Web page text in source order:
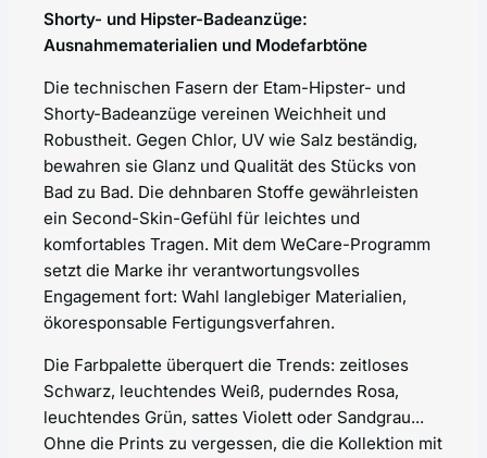
Shorty- und Hipster-Badeanzüge:
Ausnahmematerialien und Modefarbtöne
Die technischen Fasern der Etam-Hipster- und
Shorty-Badeanzüge vereinen Weichheit und
Robustheit. Gegen Chlor, UV wie Salz beständig,
bewahren sie Glanz und Qualität des Stücks von
Bad zu Bad. Die dehnbaren Stoffe gewährleisten
ein Second-Skin-Gefühl für leichtes und
komfortables Tragen. Mit dem WeCare-Programm
setzt die Marke ihr verantwortungsvolles
Engagement fort: Wahl langlebiger Materialien,
ökoresponsable Fertigungsverfahren.
Die Farbpalette überquert die Trends: zeitloses
Schwarz, leuchtendes Weiß, puderndes Rosa,
leuchtendes Grün, sattes Violett oder Sandgrau...
Ohne die Prints zu vergessen, die die Kollektion mit